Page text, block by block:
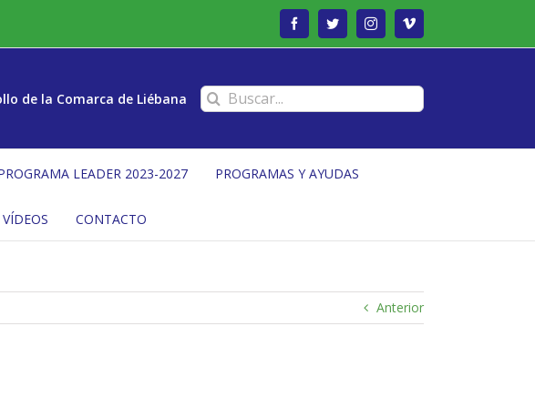
FacebookTwitterInstagramVimeo
de la Comarca de Liébana Buscar:
LEADER 2023-2027 PROGRAMAS Y AYUDAS
VÍDEOS CONTACTO
Anterior